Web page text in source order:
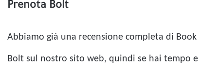
Prenota Bolt
Abbiamo già una recensione completa di Book
Bolt sul nostro sito web, quindi se hai tempo e